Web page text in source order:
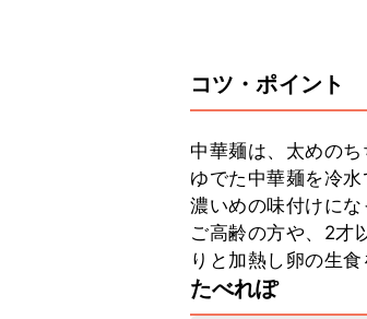
コツ・ポイント
中華麺は、太めのち
ゆでた中華麺を冷水
濃いめの味付けにな
ご高齢の方や、2才
りと加熱し卵の生食
たべれぽ